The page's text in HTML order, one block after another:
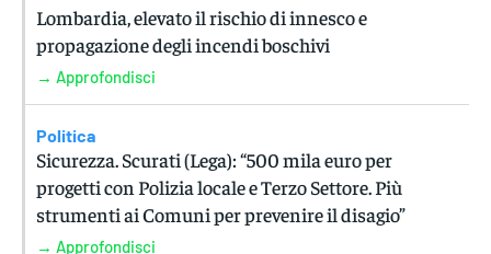
Lombardia, elevato il rischio di innesco e
propagazione degli incendi boschivi
→ Approfondisci
Politica
Sicurezza. Scurati (Lega): “500 mila euro per
progetti con Polizia locale e Terzo Settore. Più
strumenti ai Comuni per prevenire il disagio”
→ Approfondisci